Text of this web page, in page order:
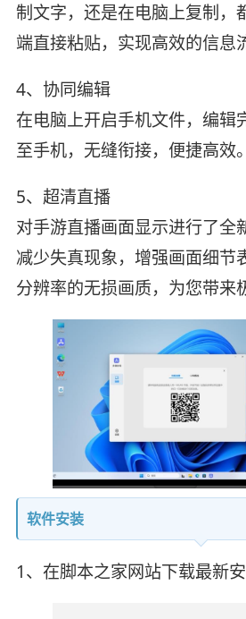
制文字，还是在电脑上复制，
端直接粘贴，实现高效的信息
4、协同编辑
在电脑上开启手机文件，编辑
至手机，无缝衔接，便捷高效。
5、超清直播
对手游直播画面显示进行了全
减少失真现象，增强画面细节
分辨率的无损画质，为您带来
软件安装
1、在脚本之家网站下载最新